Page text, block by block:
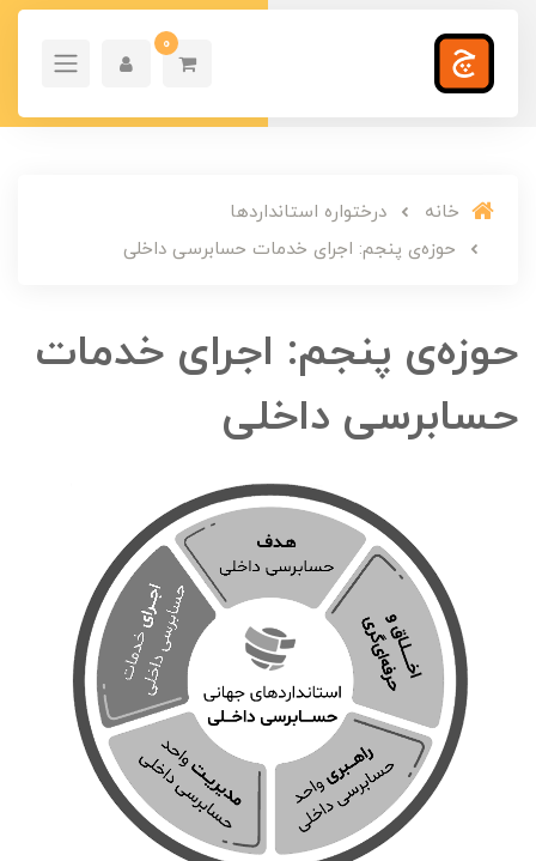
0
خانه
درختواره استانداردها
حوزه‌ی پنجم: اجرای خدمات حسابرسی داخلی
حوزه‌ی پنجم: اجرای خدمات
حسابرسی داخلی